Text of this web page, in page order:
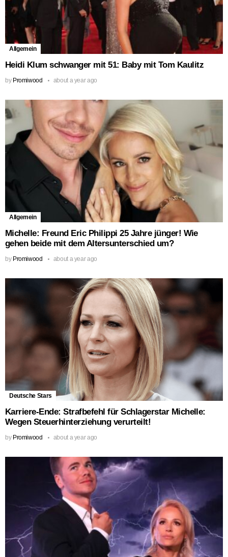
Allgemein
Heidi Klum schwanger mit 51: Baby mit Tom Kaulitz
by Promiwood about a year ago
Allgemein
Michelle: Freund Eric Philippi 25 Jahre jünger! Wie
gehen beide mit dem Altersunterschied um?
by Promiwood about a year ago
Deutsche Stars
Karriere-Ende: Strafbefehl für Schlagerstar Michelle:
Wegen Steuerhinterziehung verurteilt!
by Promiwood about a year ago